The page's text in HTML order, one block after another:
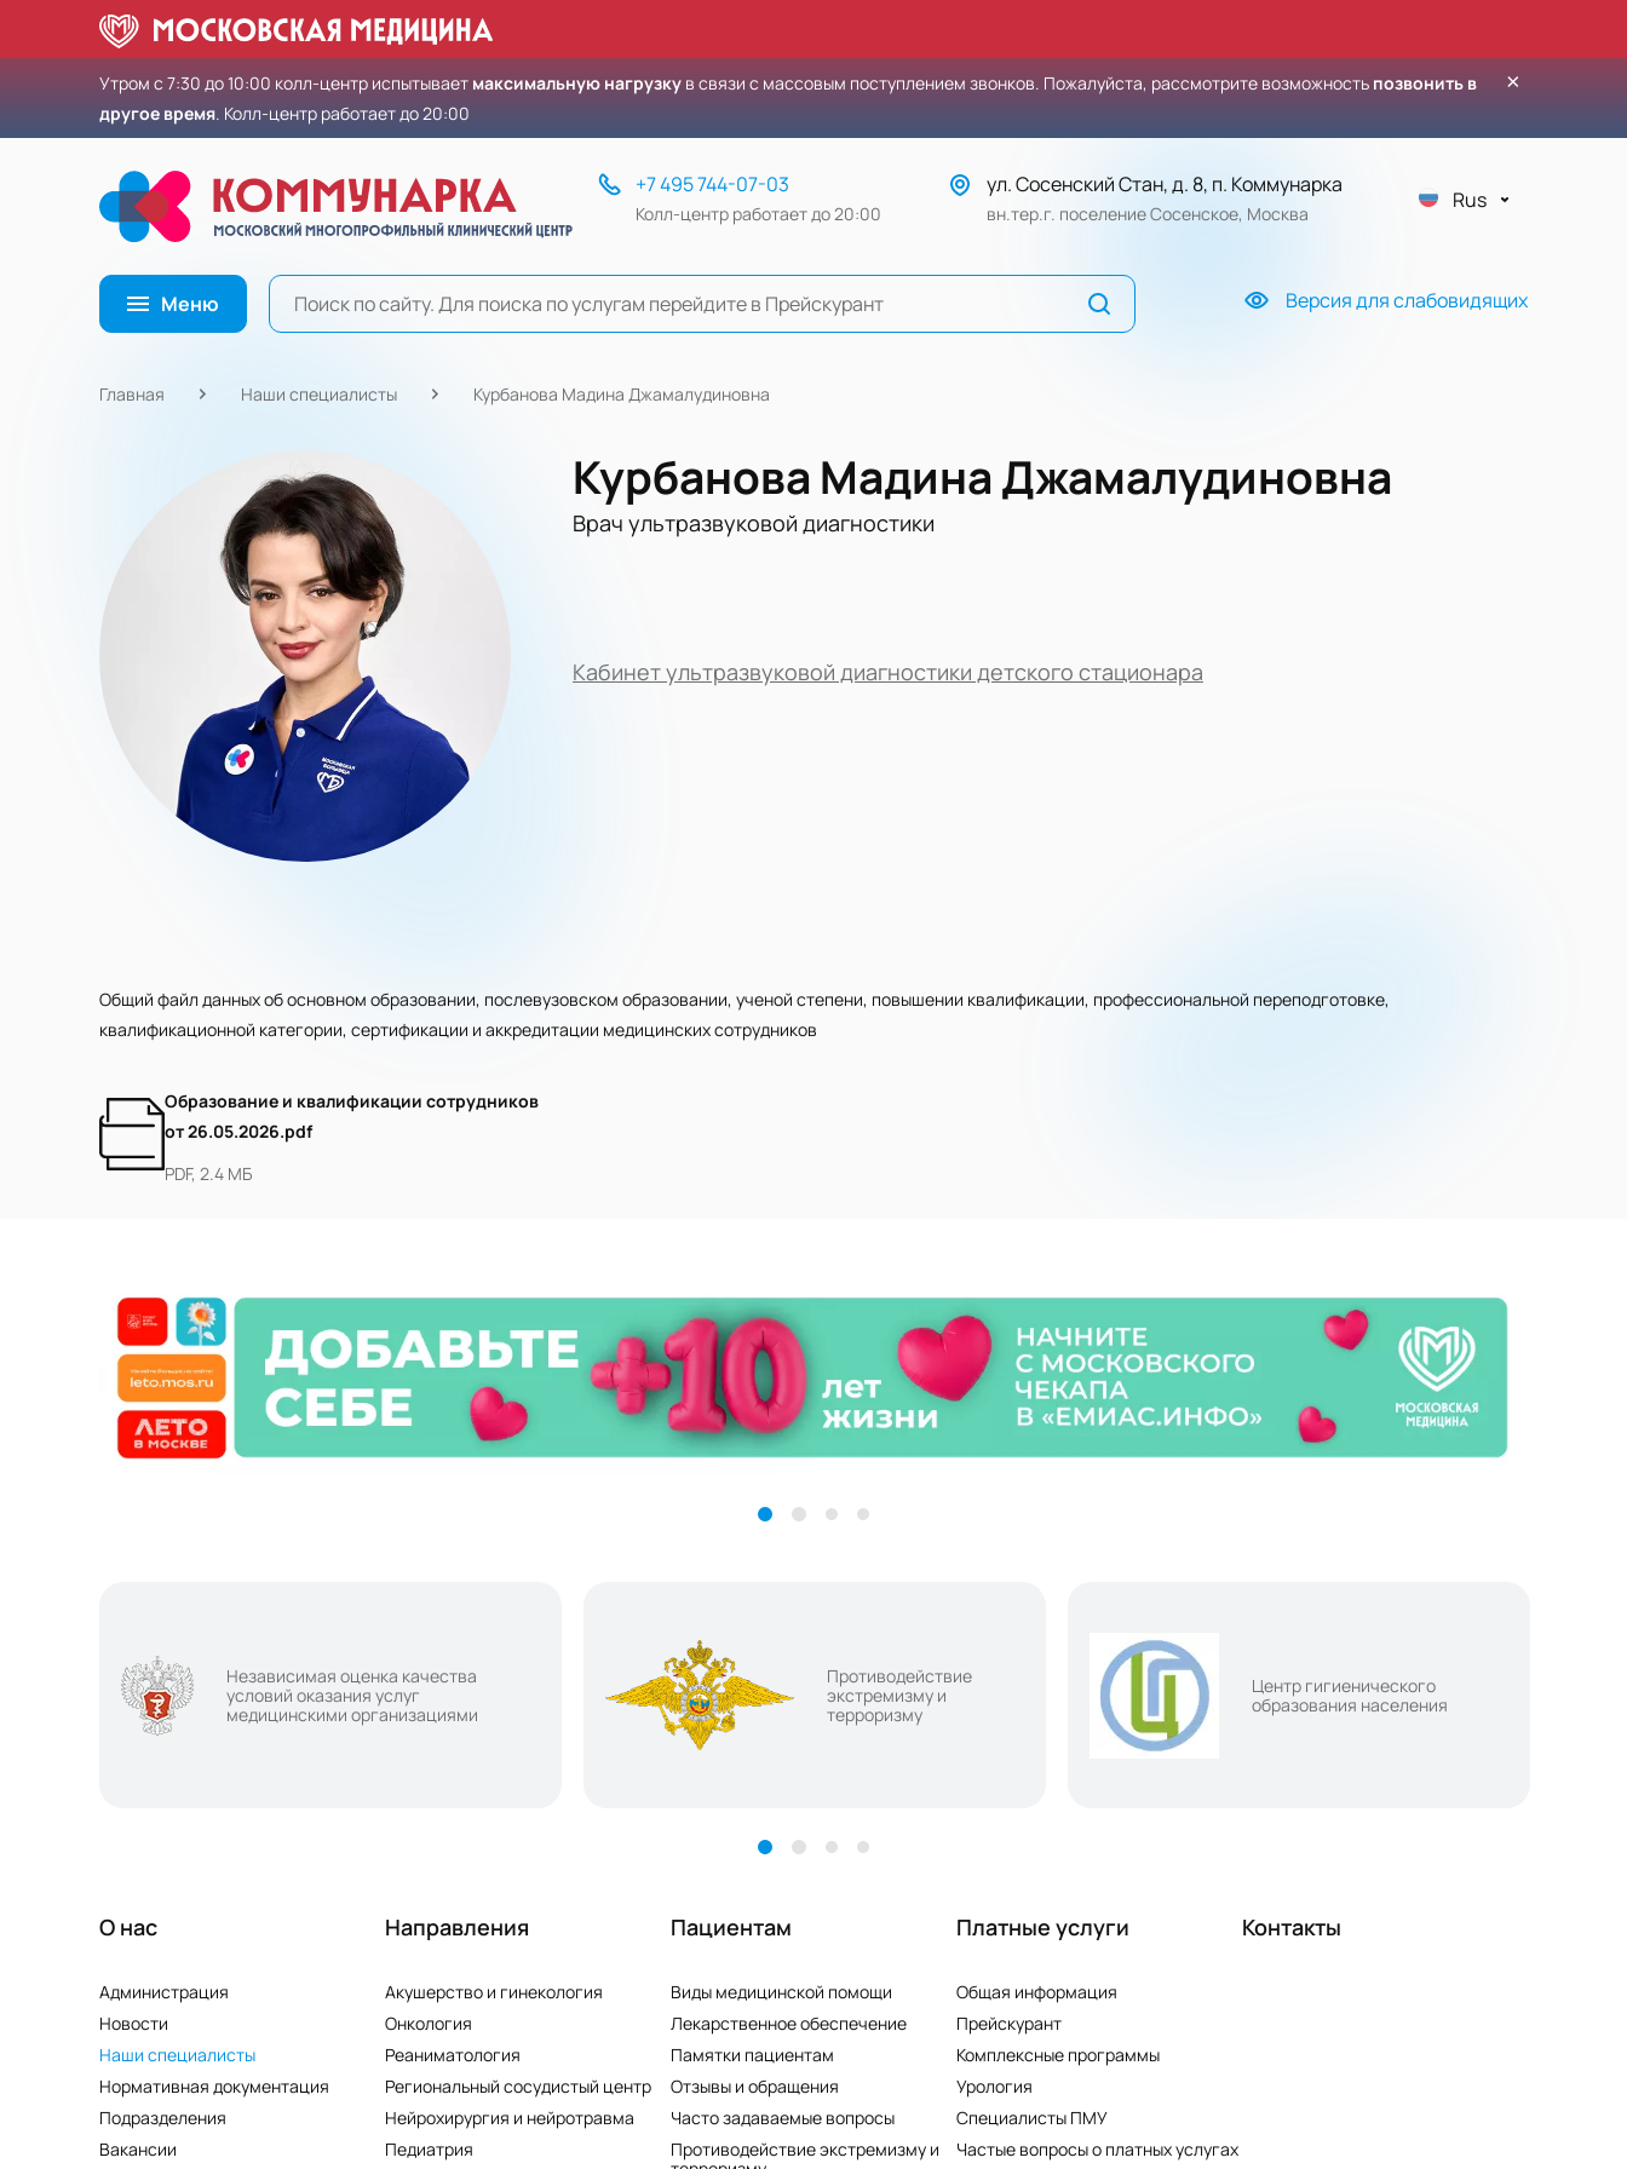
Утром с 7:30 до 10:00 колл-центр испытывает максимальную нагрузку в связи с массовым поступлением звонков. Пожалуйста, рассмотрите возможность позвонить в
другое время. Колл-центр работает до 20:00
×
+7 495 744-07-03
Колл-центр работает до 20:00
ул. Сосенский Стан, д. 8, п. Коммунарка
вн.тер.г. поселение Сосенское, Москва
Rus
Меню Версия для слабовидящих
Главная Наши специалисты Курбанова Мадина Джамалудиновна
Курбанова Мадина Джамалудиновна
Врач ультразвуковой диагностики
Кабинет ультразвуковой диагностики детского стационара
Общий файл данных об основном образовании, послевузовском образовании, ученой степени, повышении квалификации, профессиональной переподготовке,
квалификационной категории, сертификации и аккредитации медицинских сотрудников
Образование и квалификации сотрудников
от 26.05.2026.pdf
PDF, 2.4 МБ
Независимая оценка качества
условий оказания услуг
медицинскими организациями
Противодействие
экстремизму и
терроризму
Центр гигиенического
образования населения
О нас
Администрация
Новости
Наши специалисты
Нормативная документация
Подразделения
Вакансии
Направления
Акушерство и гинекология
Онкология
Реаниматология
Региональный сосудистый центр
Нейрохирургия и нейротравма
Педиатрия
Пациентам
Виды медицинской помощи
Лекарственное обеспечение
Памятки пациентам
Отзывы и обращения
Часто задаваемые вопросы
Противодействие экстремизму и
Платные услуги
Общая информация
Прейскурант
Комплексные программы
Урология
Специалисты ПМУ
Частые вопросы о платных услугах
Контакты